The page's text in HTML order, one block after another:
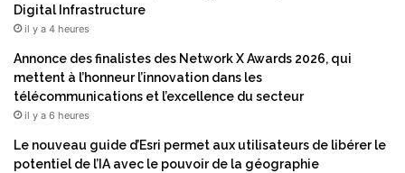
Digital Infrastructure
il y a 4 heures
Annonce des finalistes des Network X Awards 2026, qui
mettent à l’honneur l’innovation dans les
télécommunications et l’excellence du secteur
il y a 6 heures
Le nouveau guide d’Esri permet aux utilisateurs de libérer le
potentiel de l’IA avec le pouvoir de la géographie